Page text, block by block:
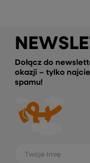
Dołącz do
okazji – tylko
spamu!
Twoje Imię